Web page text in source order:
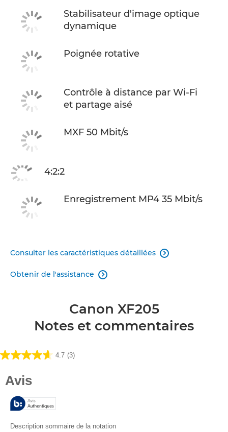
Stabilisateur d'image optique
dynamique
Poignée rotative
Contrôle à distance par Wi-Fi
et partage aisé
MXF 50 Mbit/s
4:2:2
Enregistrement MP4 35 Mbit/s
Consulter les caractéristiques détaillées 
Obtenir de l'assistance 
Canon XF205
Notes et commentaires
4.7 (3)
4.7
avis